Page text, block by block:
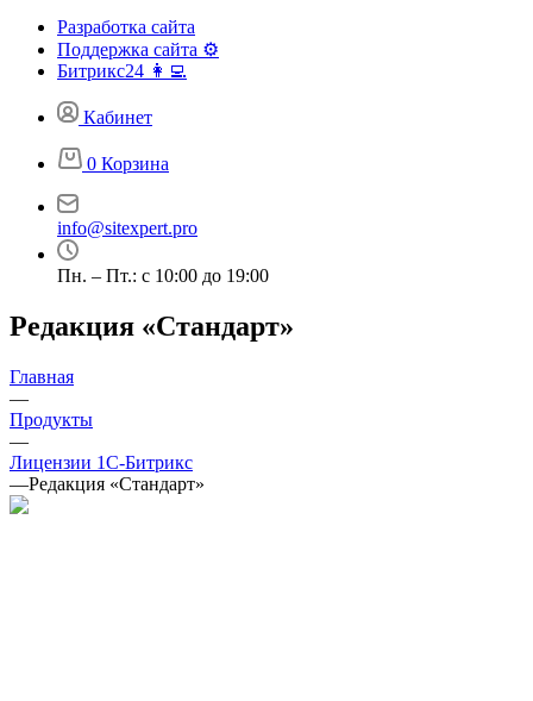
Разработка сайта
Поддержка сайта ⚙️
Битрикс24 👩‍💻
Кабинет
0 Корзина
info@sitexpert.pro
Пн. – Пт.: с 10:00 до 19:00
Редакция «Стандарт»
Главная
—
Продукты
—
Лицензии 1С-Битрикс
—Редакция «Стандарт»